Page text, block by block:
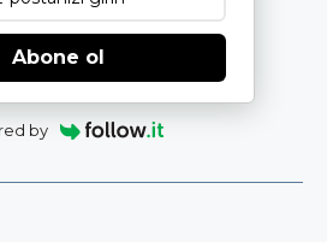
Abone ol
by